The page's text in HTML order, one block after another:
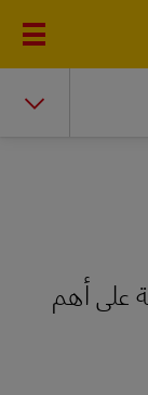
على أهم